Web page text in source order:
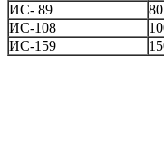
ИС- 89
80
ИС-108
ИС-159